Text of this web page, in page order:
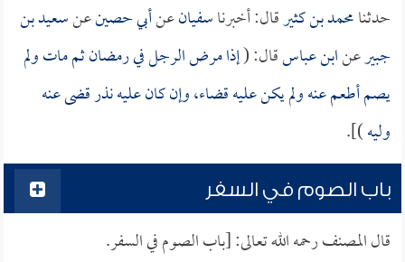
حدثنامحمد بن كثيرقال: أخبرناسفيانعنأبي حصينعنسعيد بن
جبيرعنابن عباسقال: (إذا مرض الرجل في رمضان ثم مات ولم
يصم أطعم عنه ولم يكن عليه قضاء، وإن كان عليه نذر قضى عنه
وليه)].
باب الصوم في السفر
قال المصنف رحمه الله تعالى: [باب الصوم في السفر.